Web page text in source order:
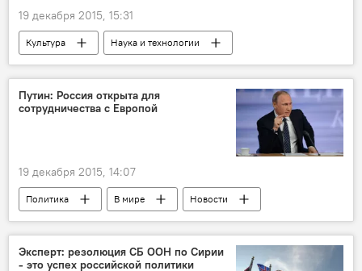
19 декабря 2015, 15:31
Культура
Наука и технологии
Общество
В Молдове
Новости
Республика Молдова
Гагаузия
история
Путин: Россия открыта для
сотрудничества с Европой
19 декабря 2015, 14:07
Политика В мире
Новости
Россия
санкции
сотрудничество
Эксперт: резолюция СБ ООН по Сирии
- это успех российской политики